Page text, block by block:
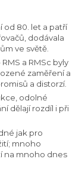
od 80. let a patří
dodávala
ve světě.
a RMSc byly
zaměření a
a distorzí.
odolné
dělají rozdíl i při
jak pro
mnoho
na mnoho dnes